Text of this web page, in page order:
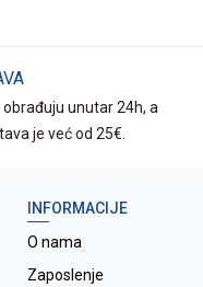
unutar 24h, a
je već od 25€.
INFORMACIJE
O nama
Zaposlenje